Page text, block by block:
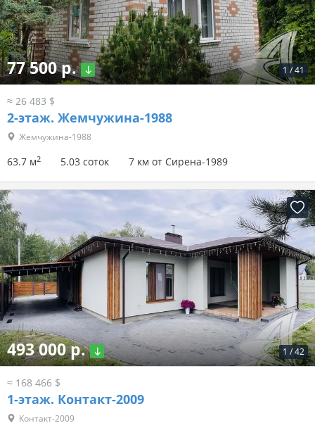
1 /41
77 500 р.
≈ 26 483 $
2-этаж. Жемчужина-1988
Жемчужина-1988
63.7 м2 5.03 соток 7 км от Сирена-1989
1 /42
493 000 р.
≈ 168 466 $
1-этаж. Контакт-2009
Контакт-2009